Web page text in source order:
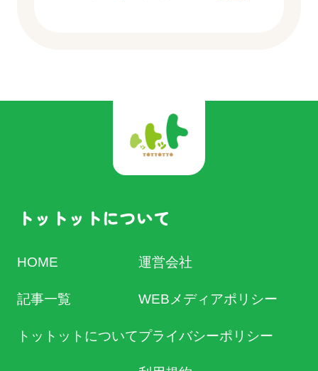
トットットについて
HOME
記事一覧
トットットについて
運営会社
WEBメディアポリシー
プライバシーポリシー